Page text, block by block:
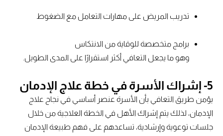
تدريب المريض على مهارات التعامل مع الضغوط
برامج متخصصة للوقاية من الانتكاس
وهو ما يجعل التعافي أكثر استقرارًا على المدى الطويل.
5- إشراك الأسرة في خطة علاج الإدمان
يؤمن طريق التعافي بأن الأسرة عنصر أساسي في نجاح علاج
الإدمان، لذلك يتم إشراك الأهل في الخطة العلاجية من خلال
جلسات توعوية وإرشادية، تساعدهم على فهم طبيعة الإدمان